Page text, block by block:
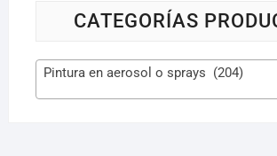
CATEGORÍAS
Pintura en aerosol o sprays (204)